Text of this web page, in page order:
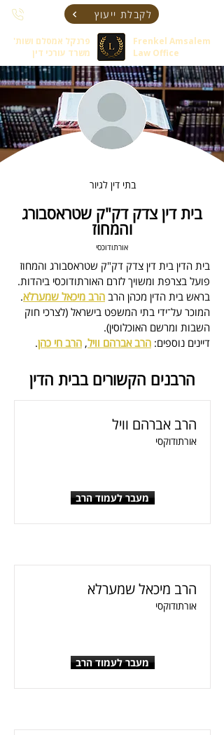
לקבלת ייעוץ
פרנקל אמסלם ושות'
משרד עורכי דין
Frenkel Amsalem
Law Office
בתי דין לגיור
בית דין צדק דק"ק שטראסבורג
והמחוז
אורתודוכסי
בית הדין בית דין צדק דק"ק שטראסבורג והמחוז
פועל בצרפת ומשויך לזרם האורתודוכסי ביהדות.
בראש בית הדין מכהן הרב הרב מיכאל שמערלא.
המוכר על־ידי בתי המשפט בישראל (לצרכי חוק
השבות ומרשם האוכלוסין).
דיינים נוספים: הרב אברהם וויל, הרב חי כהן.
הרבנים הקשורים בבית הדין
הרב אברהם וויל
אורתודוקסי
מעבר לעמוד הרב
הרב מיכאל שמערלא
אורתודוקסי
מעבר לעמוד הרב